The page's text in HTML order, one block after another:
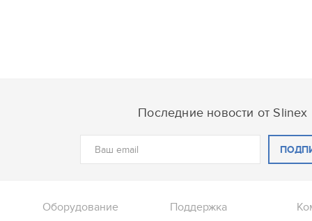
Последние новости от Slinex
Оборудование Поддержка